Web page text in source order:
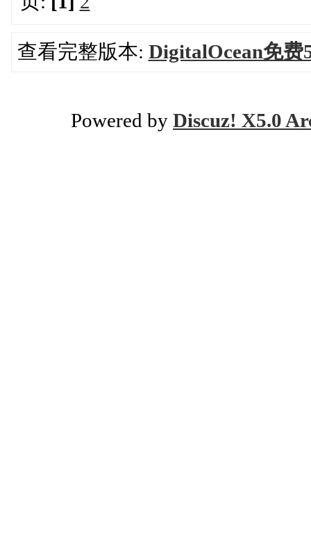
查看完整版本: DigitalOcean免费
Powered by Discuz! X5.0